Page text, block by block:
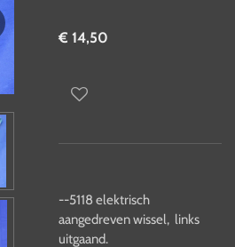
€ 14,50
--5118 elektrisch
aangedreven wissel, links
uitgaand.